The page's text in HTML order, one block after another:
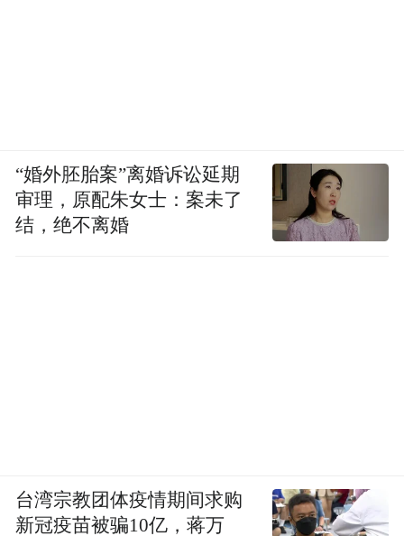
“婚外胚胎案”离婚诉讼延期
审理，原配朱女士：案未了
结，绝不离婚
台湾宗教团体疫情期间求购
新冠疫苗被骗10亿，蒋万